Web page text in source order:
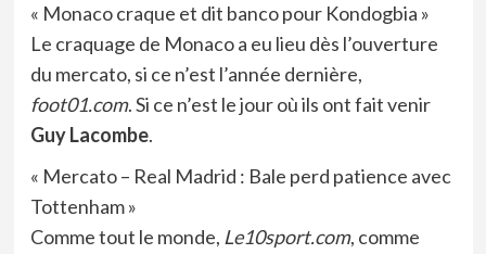
« Monaco craque et dit banco pour Kondogbia »
Le craquage de Monaco a eu lieu dès l’ouverture
du mercato, si ce n’est l’année dernière,
foot01.com. Si ce n’est le jour où ils ont fait venir
Guy Lacombe.
« Mercato – Real Madrid : Bale perd patience avec
Tottenham »
Comme tout le monde, Le10sport.com, comme